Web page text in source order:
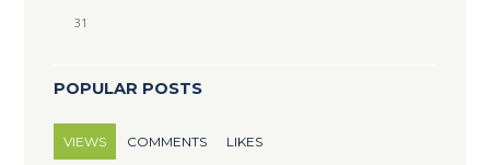
31
POPULAR POSTS
VIEWS COMMENTS LIKES